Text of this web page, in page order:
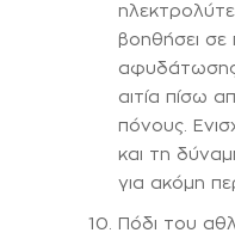
βοηθήσει σε
αφυδάτωσης,
αιτία πίσω
πόνους.
και τη
για ακόμη
Πόδι του